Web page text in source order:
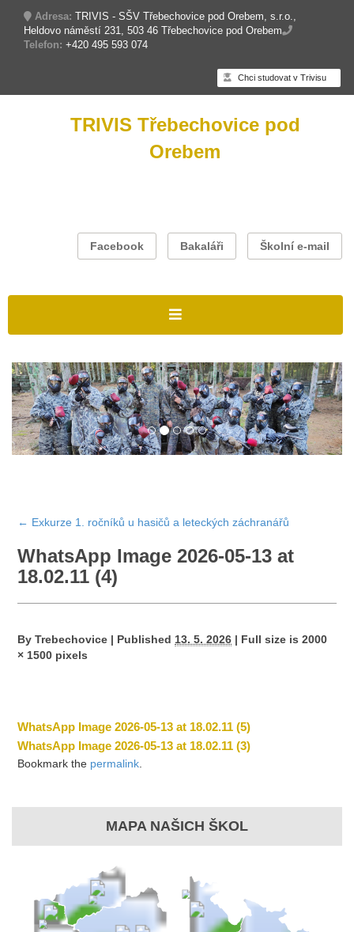
Adresa: TRIVIS - SŠV Třebechovice pod Orebem, s.r.o.,
Heldovo náměstí 231, 503 46 Třebechovice pod Orebem
Telefon: +420 495 593 074
Chci studovat v Trivisu
TRIVIS Třebechovice pod
Orebem
Facebook Bakaláři Školní e-mail
← Exkurze 1. ročníků u hasičů a leteckých záchranářů
WhatsApp Image 2026-05-13 at
18.02.11 (4)
By Trebechovice | Published 13. 5. 2026 | Full size is2000
× 1500 pixels
WhatsApp Image 2026-05-13 at 18.02.11 (5)
WhatsApp Image 2026-05-13 at 18.02.11 (3)
Bookmark the permalink
MAPA NAŠICH ŠKOL